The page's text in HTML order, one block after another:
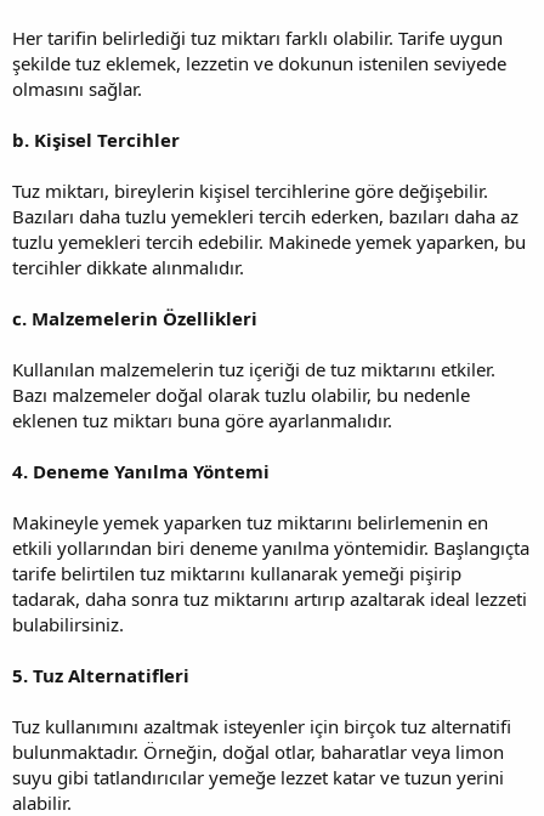
Her tarifin belirlediği tuz miktarı farklı olabilir. Tarife uygun
şekilde tuz eklemek, lezzetin ve dokunun istenilen seviyede
olmasını sağlar.
b. Kişisel Tercihler
Tuz miktarı, bireylerin kişisel tercihlerine göre değişebilir.
Bazıları daha tuzlu yemekleri tercih ederken, bazıları daha az
tuzlu yemekleri tercih edebilir. Makinede yemek yaparken, bu
tercihler dikkate alınmalıdır.
c. Malzemelerin Özellikleri
Kullanılan malzemelerin tuz içeriği de tuz miktarını etkiler.
Bazı malzemeler doğal olarak tuzlu olabilir, bu nedenle
eklenen tuz miktarı buna göre ayarlanmalıdır.
4. Deneme Yanılma Yöntemi
Makineyle yemek yaparken tuz miktarını belirlemenin en
etkili yollarından biri deneme yanılma yöntemidir. Başlangıçta
tarife belirtilen tuz miktarını kullanarak yemeği pişirip
tadarak, daha sonra tuz miktarını artırıp azaltarak ideal lezzeti
bulabilirsiniz.
5. Tuz Alternatifleri
Tuz kullanımını azaltmak isteyenler için birçok tuz alternatifi
bulunmaktadır. Örneğin, doğal otlar, baharatlar veya limon
suyu gibi tatlandırıcılar yemeğe lezzet katar ve tuzun yerini
alabilir.